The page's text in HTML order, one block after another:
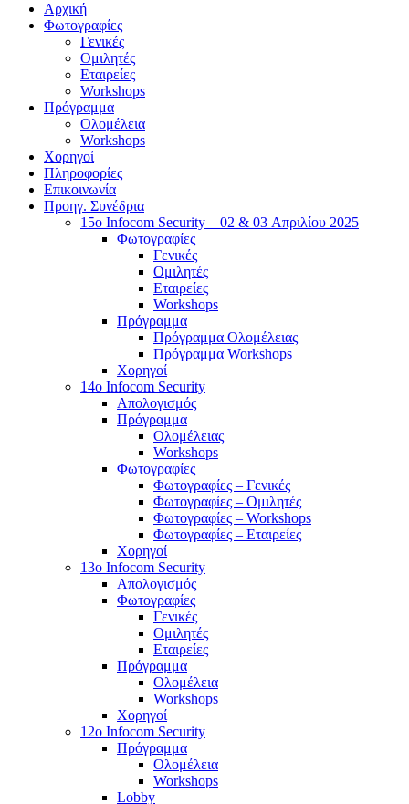
Αρχική
Φωτογραφίες
Γενικές
Ομιλητές
Εταιρείες
Workshops
Πρόγραμμα
Ολομέλεια
Workshops
Χορηγοί
Πληροφορίες
Επικοινωνία
Προηγ. Συνέδρια
15o Infocom Security – 02 & 03 Απριλίου 2025
Φωτογραφίες
Γενικές
Ομιλητές
Εταιρείες
Workshops
Πρόγραμμα
Πρόγραμμα Ολομέλειας
Πρόγραμμα Workshops
Χορηγοί
14o Infocom Security
Απολογισμός
Πρόγραμμα
Ολομέλειας
Workshops
Φωτογραφίες
Φωτογραφίες – Γενικές
Φωτογραφίες – Ομιλητές
Φωτογραφίες – Workshops
Φωτογραφίες – Εταιρείες
Χορηγοί
13o Infocom Security
Απολογισμός
Φωτογραφίες
Γενικές
Ομιλητές
Εταιρείες
Πρόγραμμα
Ολομέλεια
Workshops
Χορηγοί
12o Infocom Security
Πρόγραμμα
Ολομέλεια
Workshops
Lobby